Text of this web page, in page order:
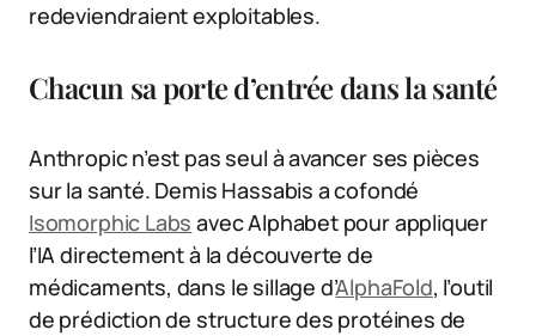
redeviendraient exploitables.
Chacun sa porte d’entrée dans la santé
Anthropic n’est pas seul à avancer ses pièces
sur la santé. Demis Hassabis a cofondé
Isomorphic Labs avec Alphabet pour appliquer
l’IA directement à la découverte de
médicaments, dans le sillage d’AlphaFold, l’outil
de prédiction de structure des protéines de